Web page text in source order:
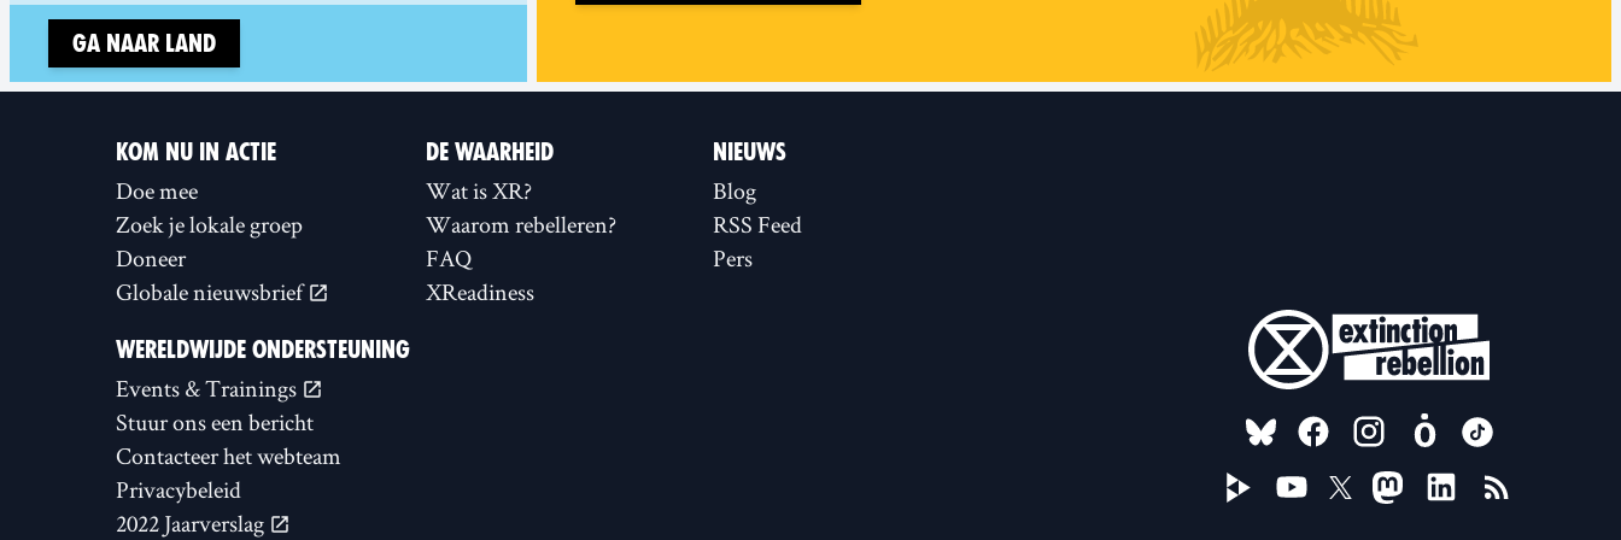
Ga naar land
KOM NU IN ACTIE
Doe mee
Zoek je lokale groep
Doneer
Globale nieuwsbrief
DE WAARHEID
Wat is XR?
Waarom rebelleren?
FAQ
XReadiness
NIEUWS
Blog
RSS Feed
Pers
WERELDWIJDE ONDERSTEUNING
Events & Trainings
Stuur ons een bericht
Contacteer het webteam
Privacybeleid
2022 Jaarverslag
FOLLOW US ON